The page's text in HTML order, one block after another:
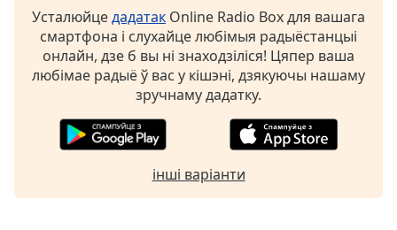
Усталюйцедадатак Online Radio Box для вашага
смартфона і слухайце любімыя радыёстанцыі
онлайн, дзе б вы ні знаходзіліся! Цяпер ваша
любімае радыё ў вас у кішэні, дзякуючы нашаму
зручнаму дадатку.
інші варіанти